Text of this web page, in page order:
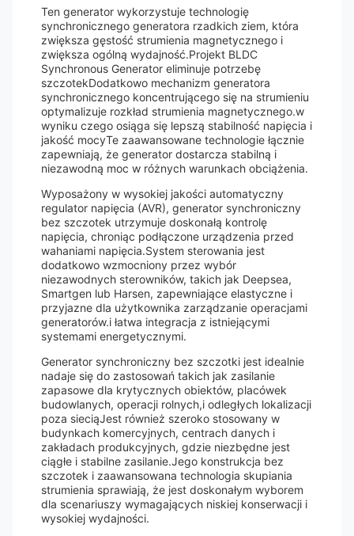
Ten generator wykorzystuje technologię
synchronicznego generatora rzadkich ziem, która
zwiększa gęstość strumienia magnetycznego i
zwiększa ogólną wydajność.Projekt BLDC
Synchronous Generator eliminuje potrzebę
szczotekDodatkowo mechanizm generatora
synchronicznego koncentrującego się na strumieniu
optymalizuje rozkład strumienia magnetycznego.w
wyniku czego osiąga się lepszą stabilność napięcia i
jakość mocyTe zaawansowane technologie łącznie
zapewniają, że generator dostarcza stabilną i
niezawodną moc w różnych warunkach obciążenia.
Wyposażony w wysokiej jakości automatyczny
regulator napięcia (AVR), generator synchroniczny
bez szczotek utrzymuje doskonałą kontrolę
napięcia, chroniąc podłączone urządzenia przed
wahaniami napięcia.System sterowania jest
dodatkowo wzmocniony przez wybór
niezawodnych sterowników, takich jak Deepsea,
Smartgen lub Harsen, zapewniające elastyczne i
przyjazne dla użytkownika zarządzanie operacjami
generatorów.i łatwa integracja z istniejącymi
systemami energetycznymi.
Generator synchroniczny bez szczotki jest idealnie
nadaje się do zastosowań takich jak zasilanie
zapasowe dla krytycznych obiektów, placówek
budowlanych, operacji rolnych,i odległych lokalizacji
poza sieciąJest również szeroko stosowany w
budynkach komercyjnych, centrach danych i
zakładach produkcyjnych, gdzie niezbędne jest
ciągłe i stabilne zasilanie.Jego konstrukcja bez
szczotek i zaawansowana technologia skupiania
strumienia sprawiają, że jest doskonałym wyborem
dla scenariuszy wymagających niskiej konserwacji i
wysokiej wydajności.